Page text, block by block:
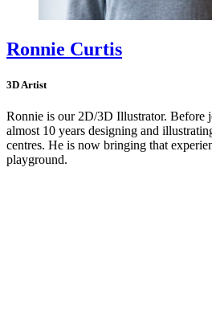
Ronnie Curtis
3D Artist
Ronnie is our 2D/3D Illustrator. Before
almost 10 years designing and
centres. He is now bringing that
playground.